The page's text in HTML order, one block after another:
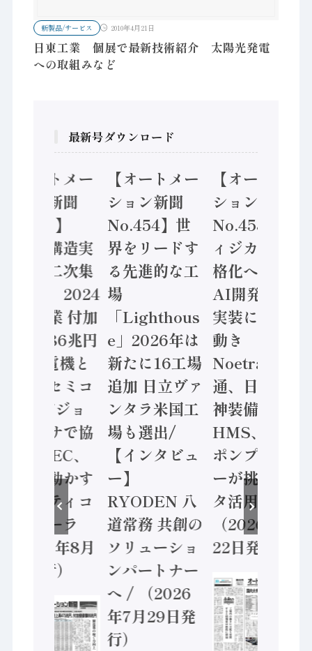
新製品/サービス 2010年4月21日
日東工業 個展で最新技術紹介 太陽光発電
への取組みなど
最新号ダウンロード
【オートメー
ション新聞
No.455】
「経済構造実
態調査二次集
計結果」2024
年製造業 付加
価値額86兆円
/ 三菱電機と
ソニーセミコ
ン AIビジョ
ンセンサで協
業 / IDEC、
安全に動かす
セーフティコ
ントローラ
（2026年8月
5日発行）
【オートメー
ション新聞
No.454】世
界をリードす
る先進的な工
場
「Lighthous
e」2026年は
新たに16工場
追加 日立ヴァ
ンタラ米国工
場も選出/
【インタビュ
ー】
RYODEN 八
道常務 共創の
ソリューショ
ンパートナー
へ / （2026
年7月29日発
行）
【オートメー
ション新聞
No.453】フ
ィジカルAI本
格化へ 国産
AI開発や社会
実装に活発な
動き
Noetra、富士
通、日立 / 兵
神装備 ×
HMS、老舗
ポンプメーカ
ーが挑むデー
タ活用 など
（2026年7月
22日発行）